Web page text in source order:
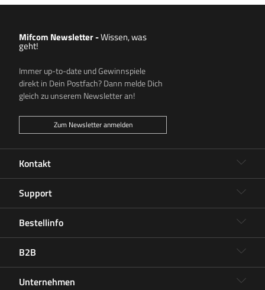
Kontakt
Support
Bestellinfo
B2B
Unternehmen
Mifcom Newsletter-Wissen, was
geht!
Immer up-to-date und Gewinnspiele
direkt in Dein Postfach? Dann melde Dich
gleich zu unserem Newsletter an!
Zum Newsletter anmelden